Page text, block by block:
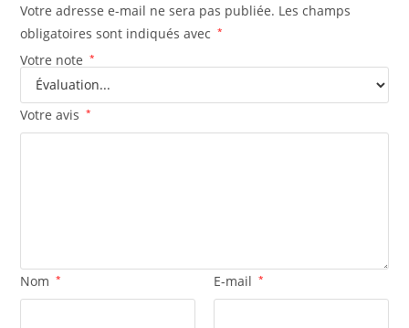
Votre adresse e-mail ne sera pas publiée. Les champs
obligatoires sont indiqués avec
*
Votre note *
Votre avis *
Nom * E-mail *